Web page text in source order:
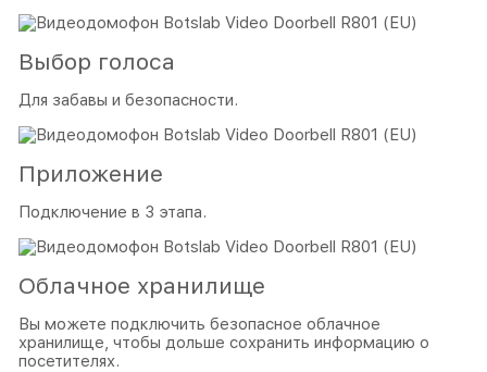
Выбор голоса
Для забавы и безопасности.
Приложение
Подключение в 3 этапа.
Облачное хранилище
Вы можете подключить безопасное облачное
хранилище, чтобы дольше сохранить информацию о
посетителях.